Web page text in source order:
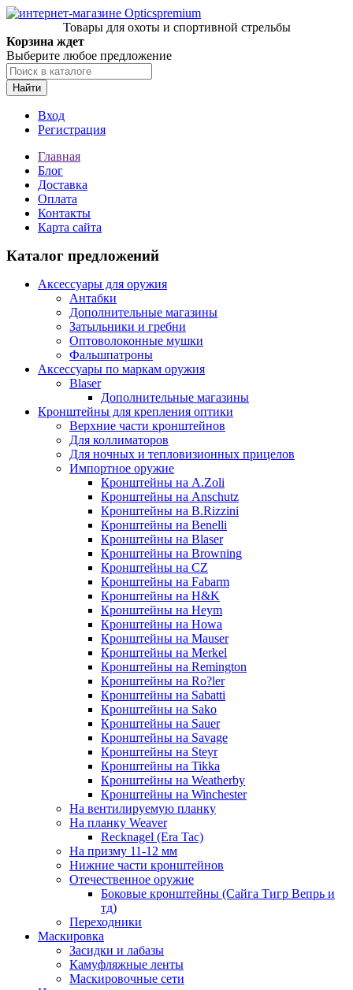
Товары для охоты и спортивной стрельбы
Корзина ждет
Выберите любое предложение
Найти
Вход
Регистрация
Главная
Блог
Доставка
Оплата
Контакты
Карта сайта
Каталог предложений
Аксессуары для оружия
Антабки
Дополнительные магазины
Затыльники и гребни
Оптоволоконные мушки
Фальшпатроны
Аксессуары по маркам оружия
Blaser
Дополнительные магазины
Кронштейны для крепления оптики
Верхние части кронштейнов
Для коллиматоров
Для ночных и тепловизионных прицелов
Импортное оружие
Кронштейны на A.Zoli
Кронштейны на Anschutz
Кронштейны на B.Rizzini
Кронштейны на Benelli
Кронштейны на Blaser
Кронштейны на Browning
Кронштейны на CZ
Кронштейны на Fabarm
Кронштейны на H&K
Кронштейны на Heym
Кронштейны на Howa
Кронштейны на Mauser
Кронштейны на Merkel
Кронштейны на Remington
Кронштейны на Ro?ler
Кронштейны на Sabatti
Кронштейны на Sako
Кронштейны на Sauer
Кронштейны на Savage
Кронштейны на Steyr
Кронштейны на Tikka
Кронштейны на Weatherby
Кронштейны на Winchester
На вентилируемую планку
На планку Weaver
Recknagel (Era Tac)
На призму 11-12 мм
Нижние части кронштейнов
Отечественное оружие
Боковые кронштейны (Сайга Тигр Вепрь и
тд)
Переходники
Маскировка
Засидки и лабазы
Камуфляжные ленты
Маскировочные сети